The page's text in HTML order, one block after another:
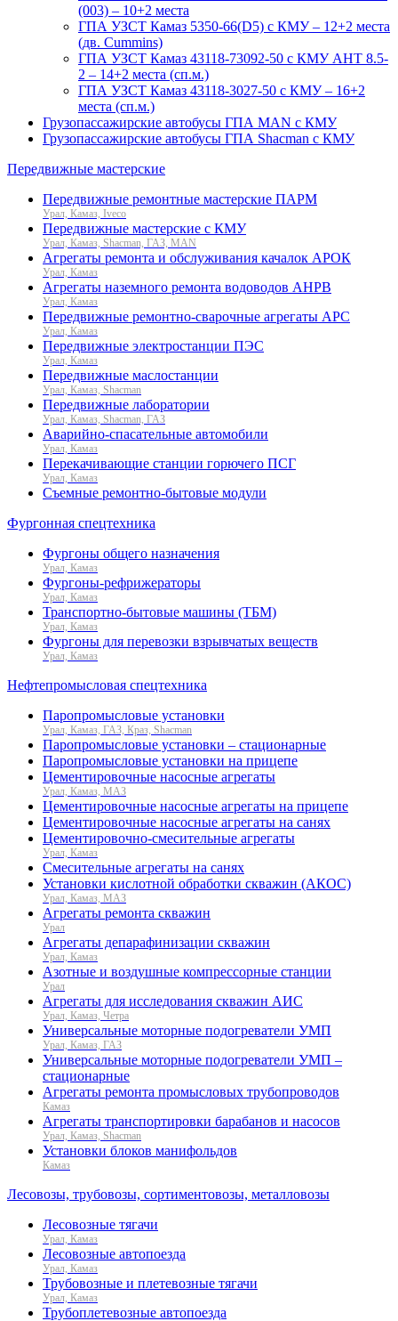
(003) – 10+2 места
ГПА УЗСТ Камаз 5350-66(D5) с КМУ – 12+2 места
(дв. Cummins)
ГПА УЗСТ Камаз 43118-73092-50 с КМУ АНТ 8.5-
2 – 14+2 места (сп.м.)
ГПА УЗСТ Камаз 43118-3027-50 с КМУ – 16+2
места (сп.м.)
Грузопассажирские автобусы ГПА MAN с КМУ
Грузопассажирские автобусы ГПА Shacman с КМУ
Передвижные мастерские
Передвижные ремонтные мастерские ПАРМ
Урал, Камаз, Iveco
Передвижные мастерские с КМУ
Урал, Камаз, Shacman, ГАЗ, MAN
Агрегаты ремонта и обслуживания качалок АРОК
Урал, Камаз
Агрегаты наземного ремонта водоводов АНРВ
Урал, Камаз
Передвижные ремонтно-сварочные агрегаты АРС
Урал, Камаз
Передвижные электростанции ПЭС
Урал, Камаз
Передвижные маслостанции
Урал, Камаз, Shacman
Передвижные лаборатории
Урал, Камаз, Shacman, ГАЗ
Аварийно-спасательные автомобили
Урал, Камаз
Перекачивающие станции горючего ПСГ
Урал, Камаз
Съемные ремонтно-бытовые модули
Фургонная спецтехника
Фургоны общего назначения
Урал, Камаз
Фургоны-рефрижераторы
Урал, Камаз
Транспортно-бытовые машины (ТБМ)
Урал, Камаз
Фургоны для перевозки взрывчатых веществ
Урал, Камаз
Нефтепромысловая спецтехника
Паропромысловые установки
Урал, Камаз, ГАЗ, Краз, Shacman
Паропромысловые установки – стационарные
Паропромысловые установки на прицепе
Цементировочные насосные агрегаты
Урал, Камаз, МАЗ
Цементировочные насосные агрегаты на прицепе
Цементировочные насосные агрегаты на санях
Цементировочно-смесительные агрегаты
Урал, Камаз
Смесительные агрегаты на санях
Установки кислотной обработки скважин (АКОС)
Урал, Камаз, МАЗ
Агрегаты ремонта скважин
Урал
Агрегаты депарафинизации скважин
Урал, Камаз
Азотные и воздушные компрессорные станции
Урал
Агрегаты для исследования скважин АИС
Урал, Камаз, Четра
Универсальные моторные подогреватели УМП
Урал, Камаз, ГАЗ
Универсальные моторные подогреватели УМП –
стационарные
Агрегаты ремонта промысловых трубопроводов
Камаз
Агрегаты транспортировки барабанов и насосов
Урал, Камаз, Shacman
Установки блоков манифольдов
Камаз
Лесовозы, трубовозы, сортиментовозы, металловозы
Лесовозные тягачи
Урал, Камаз
Лесовозные автопоезда
Урал, Камаз
Трубовозные и плетевозные тягачи
Урал, Камаз
Трубоплетевозные автопоезда